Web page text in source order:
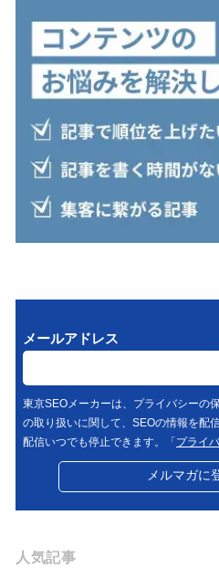
メールアドレス
東京SEOメーカーは、プライバシーの
の取り扱いに関して、SEOの情報を配
配信いつでも停止できます。「 プライ
人気記事